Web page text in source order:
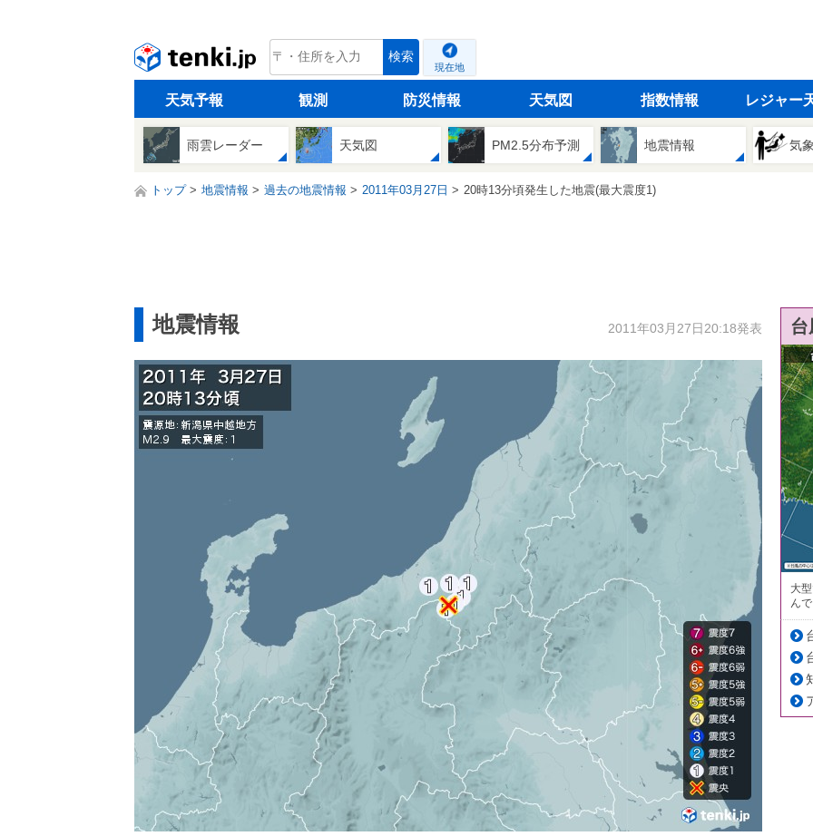
tenki.jp 検索
現在地
天気予報 観測 防災情報 天気図 指数情報 レジャー
雨雲レーダー 天気図 PM2.5分布予測 地震情報 気
トップ 地震情報 過去の地震情報 2011年03月27日 20時13分頃発生した地震(最大震度1)
地震情報 2011年03月27日20:18発表
大
ん